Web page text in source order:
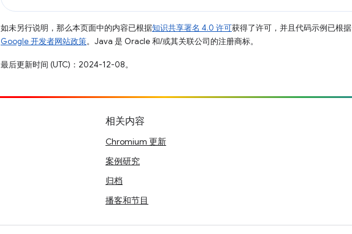
如未另行说明，那么本页面中的内容已根据知识共享署名 4.0 许可获得了许可，并且代码示例已根据
Google 开发者网站政策。Java 是 Oracle 和/或其关联公司的注册商标。
最后更新时间 (UTC)：2024-12-08。
相关内容
Chromium 更新
案例研究
归档
播客和节目